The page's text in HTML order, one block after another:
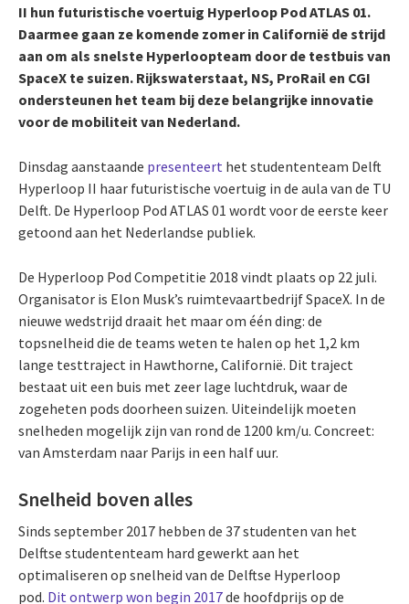
II hun futuristische voertuig Hyperloop Pod ATLAS 01.
Daarmee gaan ze komende zomer in Californië de strijd
aan om als snelste Hyperloopteam door de testbuis van
SpaceX te suizen. Rijkswaterstaat, NS, ProRail en CGI
ondersteunen het team bij deze belangrijke innovatie
voor de mobiliteit van Nederland.
Dinsdag aanstaande presenteert het studententeam Delft
Hyperloop II haar futuristische voertuig in de aula van de TU
Delft. De Hyperloop Pod ATLAS 01 wordt voor de eerste keer
getoond aan het Nederlandse publiek.
De Hyperloop Pod Competitie 2018 vindt plaats op 22 juli.
Organisator is Elon Musk’s ruimtevaartbedrijf SpaceX. In de
nieuwe wedstrijd draait het maar om één ding: de
topsnelheid die de teams weten te halen op het 1,2 km
lange testtraject in Hawthorne, Californië. Dit traject
bestaat uit een buis met zeer lage luchtdruk, waar de
zogeheten pods doorheen suizen. Uiteindelijk moeten
snelheden mogelijk zijn van rond de 1200 km/u. Concreet:
van Amsterdam naar Parijs in een half uur.
Snelheid boven alles
Sinds september 2017 hebben de 37 studenten van het
Delftse studententeam hard gewerkt aan het
optimaliseren op snelheid van de Delftse Hyperloop
pod. Dit ontwerp won begin 2017de hoofdprijs op de